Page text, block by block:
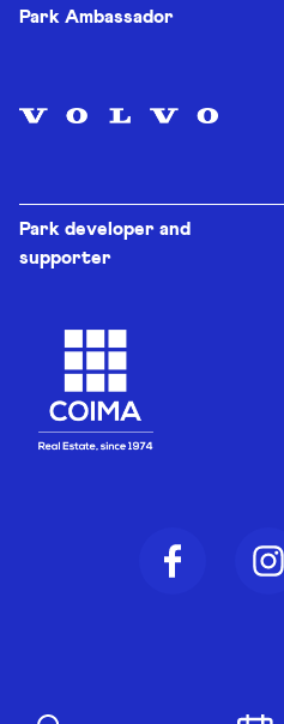
Park Ambassador
Park developer and
supporter